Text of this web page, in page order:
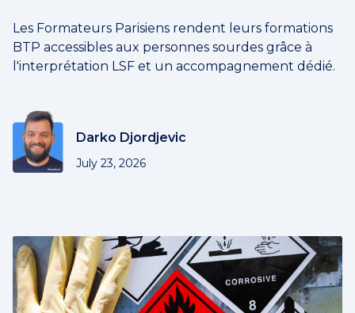
Les Formateurs Parisiens rendent leurs formations
BTP accessibles aux personnes sourdes grâce à
l'interprétation LSF et un accompagnement dédié.
Darko Djordjevic
July 23, 2026